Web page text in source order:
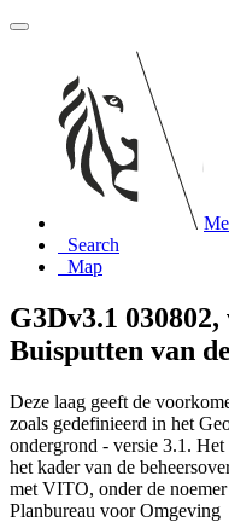
Search
Map
G3Dv3.1
Buisputten van
Deze laag geeft de
zoals gedefinieerd in het
ondergrond - versie 3.1.
het kader van de
met VITO, onder de
Planbureau voor Omgeving